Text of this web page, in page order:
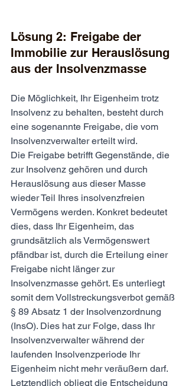
Lösung 2: Freigabe der
Immobilie zur Herauslösung
aus der Insolvenzmasse
Die Möglichkeit, Ihr Eigenheim trotz
Insolvenz zu behalten, besteht durch
eine sogenannte Freigabe, die vom
Insolvenzverwalter erteilt wird.
Die Freigabe betrifft Gegenstände, die
zur Insolvenz gehören und durch
Herauslösung aus dieser Masse
wieder Teil Ihres insolvenzfreien
Vermögens werden. Konkret bedeutet
dies, dass Ihr Eigenheim, das
grundsätzlich als Vermögenswert
pfändbar ist, durch die Erteilung einer
Freigabe nicht länger zur
Insolvenzmasse gehört. Es unterliegt
somit dem Vollstreckungsverbot gemäß
§ 89 Absatz 1 der Insolvenzordnung
(InsO). Dies hat zur Folge, dass Ihr
Insolvenzverwalter während der
laufenden Insolvenzperiode Ihr
Eigenheim nicht mehr veräußern darf.
Letztendlich obliegt die Entscheidung